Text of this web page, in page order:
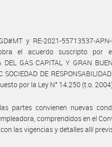
y RE-2021-55713537-
el acuerdo suscripto por
DEL GAS CAPITAL Y GRAN
DE
por la Ley N° 14.250 (t.o.
partes convienen nuevas
comprendidos en el
con las vigencias y detalles allí